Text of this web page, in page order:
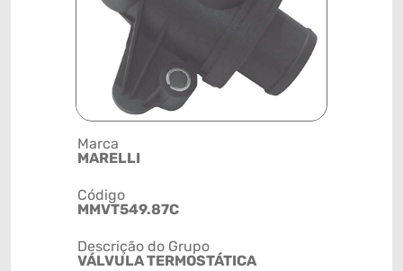
Marca
MARELLI
Código
MMVT549.87C
Descrição do Grupo
VÁLVULA TERMOSTÁTICA